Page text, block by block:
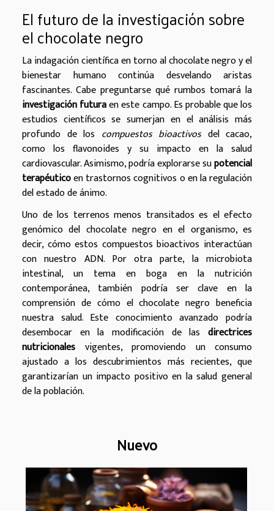
El futuro de la investigación sobre
el chocolate negro
La indagación científica en torno al chocolate negro y el
bienestar humano continúa desvelando aristas
fascinantes. Cabe preguntarse qué rumbos tomará la
investigación futuraen este campo. Es probable que los
estudios científicos se sumerjan en el análisis más
profundo de los compuestos bioactivosdel cacao,
como los flavonoides y su impacto en la salud
cardiovascular. Asimismo, podría explorarse supotencial
terapéuticoen trastornos cognitivos o en la regulación
del estado de ánimo.
Uno de los terrenos menos transitados es el efecto
genómico del chocolate negro en el organismo, es
decir, cómo estos compuestos bioactivos interactúan
con nuestro ADN. Por otra parte, la microbiota
intestinal, un tema en boga en la nutrición
contemporánea, también podría ser clave en la
comprensión de cómo el chocolate negro beneficia
nuestra salud. Este conocimiento avanzado podría
desembocar en la modificación de las directrices
nutricionales vigentes, promoviendo un consumo
ajustado a los descubrimientos más recientes, que
garantizarían un impacto positivo en la salud general
de la población.
Nuevo